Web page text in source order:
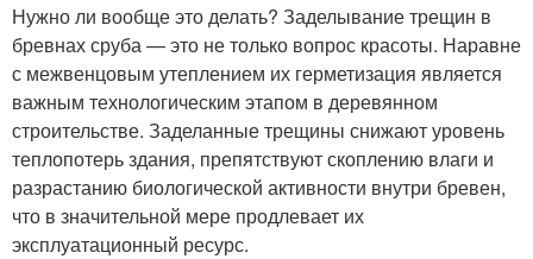
Нужно ли вообще это делать? Заделывание трещин в
бревнах сруба — это не только вопрос красоты. Наравне
с межвенцовым утеплением их герметизация является
важным технологическим этапом в деревянном
строительстве. Заделанные трещины снижают уровень
теплопотерь здания, препятствуют скоплению влаги и
разрастанию биологической активности внутри бревен,
что в значительной мере продлевает их
эксплуатационный ресурс.